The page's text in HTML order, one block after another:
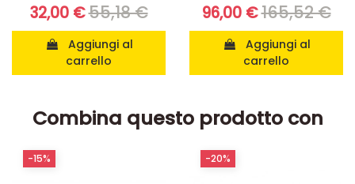
32,00 €55,18 €
carrello
96,00 €165,52 €
carrello
Combina questo prodotto con
-20% -19%